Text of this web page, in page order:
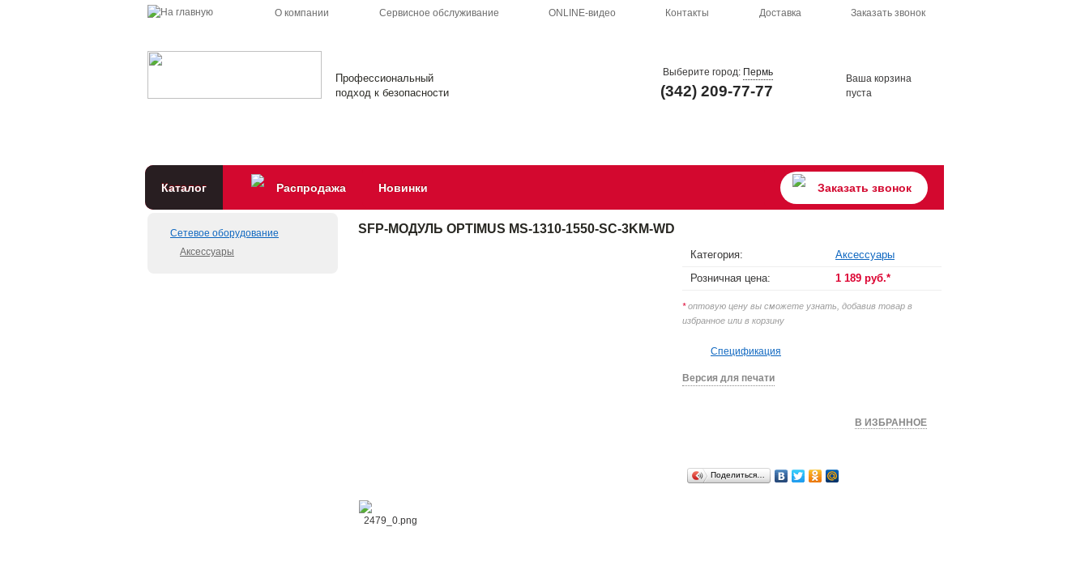
О компании Сервисное обслуживание ONLINE-видео Контакты Доставка Заказать звонок
Профессиональный
подход к безопасности
Выберите город: Пермь
(342) 209-77-77
Ваша корзина
пуста
Каталог Распродажа Новинки Заказать звонок
Сетевое оборудование
Аксессуары
SFP-МОДУЛЬ OPTIMUS MS-1310-1550-SC-3KM-WD
Категория:
Аксессуары
Розничная цена:
1 189 руб.*
*оптовую цену вы сможете узнать, добавив товар в
избранное или в корзину
Спецификация
Версия для печати
В ИЗБРАННОЕ
Поделиться…